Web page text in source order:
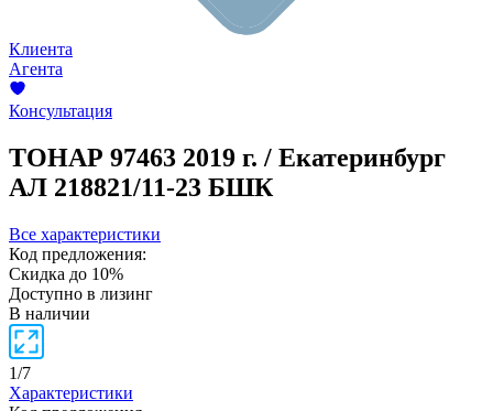
Клиента
Агента
Консультация
ТОНАР 97463 2019 г. / Екатеринбург
АЛ 218821/11-23 БШК
Все характеристики
Код предложения:
Скидка до 10%
Доступно в лизинг
В наличии
1/7
Характеристики